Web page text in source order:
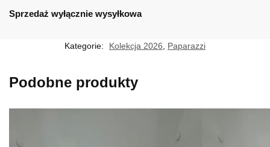
A
Sprzedaż wyłącznie wysyłkowa
Kategorie: Kolekcja 2026, Paparazzi
Podobne produkty